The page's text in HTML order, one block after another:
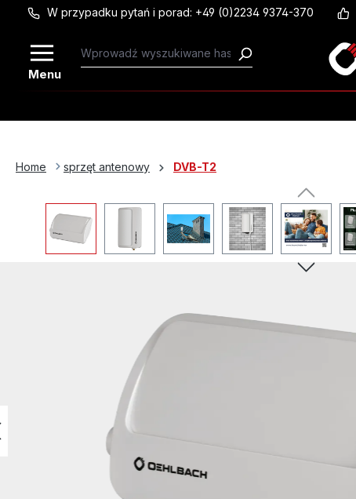
Przejdź do głównej zawartości
W przypadku pytań i porad: +49 (0)2234 9374-370
Menu
Home sprzęt antenowy DVB-T2